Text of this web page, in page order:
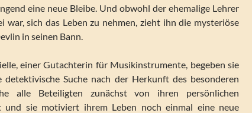
eine neue Bleibe. Und obwohl der ehemalige Lehrer
war, sich das Leben zu nehmen, zieht ihn die mysteriöse
in seinen Bann.
einer Gutachterin für Musikinstrumente, begeben sie
detektivische Suche nach der Herkunft des besonderen
alle Beteiligten zunächst von ihren persönlichen
und sie motiviert ihrem Leben noch einmal eine neue